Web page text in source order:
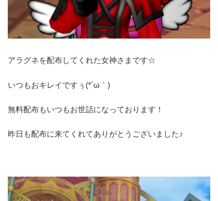
アラグネを配布してくれた女神さまです☆
いつもおキレイですぅ(*´ω｀)
無料配布もいつもお世話になっております！
昨日も配布に来てくれてありがとうございました♪